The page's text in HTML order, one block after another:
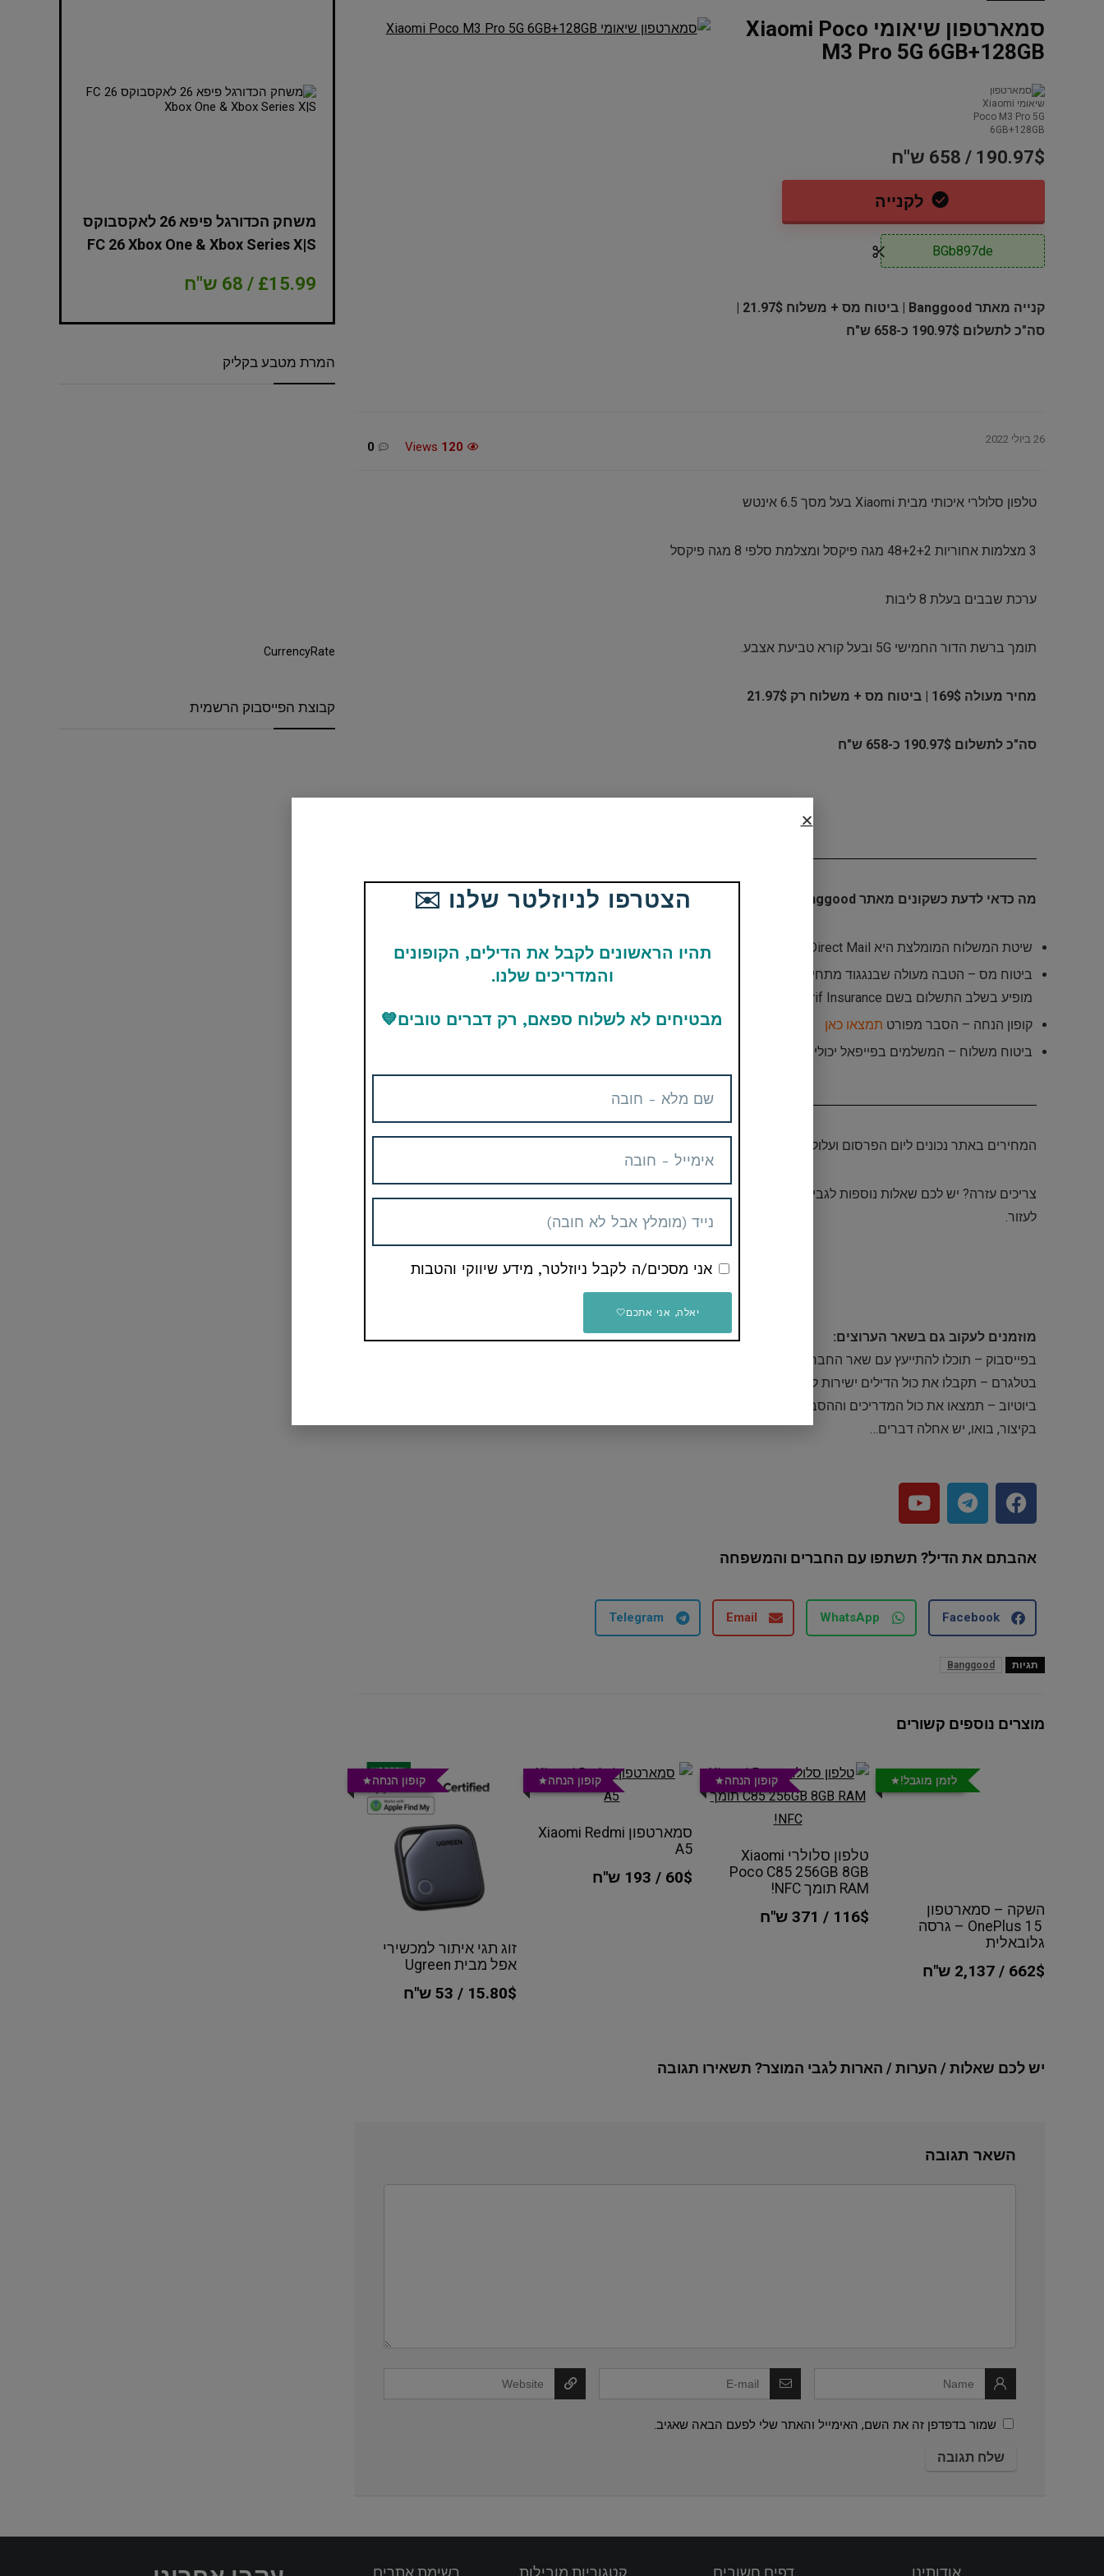
סמארטפון שיאומי Xiaomi Poco
M3 Pro 5G 6GB+128GB
190.97$ / 658 ש"ח
לקנייה
BGb897de
קנייה מאתר Banggood | ביטוח מס + משלוח 21.97$ |
סה"כ לתשלום 190.97$ כ-658 ש"ח
26 ביולי 2022
120
0
טלפון סלולרי איכותי מבית Xiaomi בעל מסך 6.5 אינטש
3 מצלמות אחוריות 48+2+2 מגה פיקסל ומצלמת סלפי 8 מגה פיקסל
ערכת שבבים בעלת 8 ליבות
תומך ברשת הדור החמישי 5G ובעל קורא טביעת אצבע.
מחיר מעולה 169$ | ביטוח מס + משלוח רק 21.97$
סה"כ לתשלום 190.97$ כ-658 ש"ח
מה כדאי לדעת כשקונים מאתר Banggood:
שיטת המשלוח המומלצת היא Israel Direct Mail
ביטוח מס – הטבה מעולה שבנגגוד מתחייבים להחזיר לכם תשלום מס במידה ושילמתם על החבילה כשהיא הגיעה אליכם |
מופיע בשלב התשלום בשם Taarif Insurance הסבר מלא ומפורט כולל תמונות
קופון הנחה – הסבר מפורט תמצאו כאן
ביטוח משלוח – המשלמים בפייפאל יכולים לוותר עליו | יופיע בשלב התשלום Shipping Insurance
המחירים באתר נכונים ליום הפרסום ועלולים להשתנות לכן אם קיבלתם מחיר שונה זה אומר שהדיל נגמר.
צריכים עזרה? יש לכם שאלות נוספות לגבי הדיל? תרשמו בתגובות בתחתית העמוד או דרך כפתור הצור קשר באתר ונשמח
לעזור.
מוזמנים לעקוב גם בשאר הערוצים:
בפייסבוק – תוכלו להתייעץ עם שאר החברים ולבקש מוצרים או כול דבר אחר שתרצו
בטלגרם – תקבלו את כול הדילים ישירות לנייד שלכם
ביוטיוב – תמצאו את כול המדריכים וההסברים
בקיצור, בואו, יש אחלה דברים…
אהבתם את הדיל? תשתפו עם החברים והמשפחה
Facebook
WhatsApp
Email
Telegram
תגיות Banggood
מוצרים נוספים קשורים
לזמן מוגבל!
השקה – סמארטפון
OnePlus 15 – גרסה
גלובאלית
662$ / 2,137 ש"ח
קופון הנחה
טלפון סלולרי Xiaomi
Poco C85 256GB 8GB
RAM תומך NFC!
116$ / 371 ש"ח
קופון הנחה
סמארטפון Xiaomi Redmi
A5
60$ / 193 ש"ח
קופון הנחה
זוג תגי איתור למכשירי
אפל מבית Ugreen
15.80$ / 53 ש"ח
יש לכם שאלות / הערות / הארות לגבי המוצר? תשאירו תגובה
השאר תגובה
שמור בדפדפן זה את השם, האימייל והאתר שלי לפעם הבאה שאגיב.
משחק לקונסולת אקסבוקס Call of
סט 12 קופסאות אחסון מזכוכית
Finedine – סך הכל 24 חלקים
משחק הכדורגל פיפא 26 לאקסבוקס
FC 26 Xbox One & Xbox Series X|S
£15.99 / 68 ש"ח
המרת מטבע בקליק
CurrencyRate
קבוצת הפייסבוק הרשמית
אודותינו דפים חשובים קטגוריות מובילות רשימת אתרים
הצטרפו לניוזלטר שלנו ✉️
תהיו הראשונים לקבל את הדילים, הקופונים
והמדריכים שלנו.
מבטיחים לא לשלוח ספאם, רק דברים טובים💙
אני מסכים/ה לקבל ניוזלטר, מידע שיווקי והטבות
יאלה, אני אתכם🤍